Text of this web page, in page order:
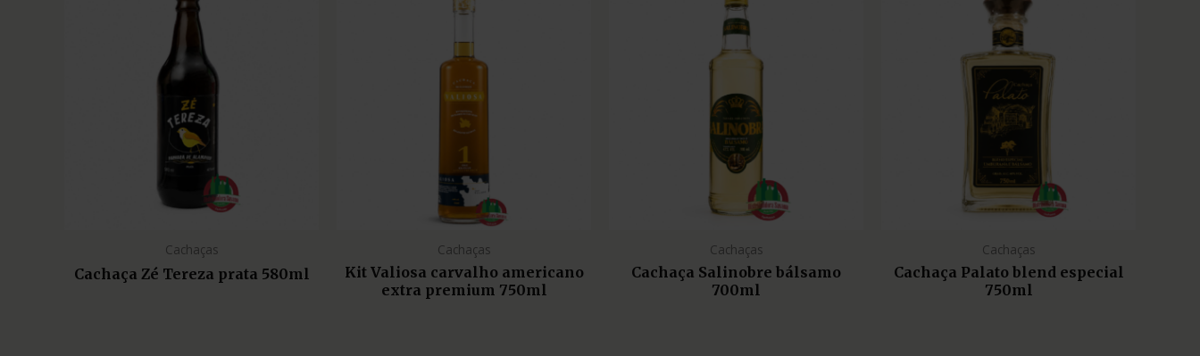
Cachaças
Cachaça Zé Tereza prata 580ml
Cachaças
Kit Valiosa carvalho americano
extra premium 750ml
Cachaças
Cachaça Salinobre bálsamo
700ml
Cachaças
Cachaça Palato blend especial
750ml